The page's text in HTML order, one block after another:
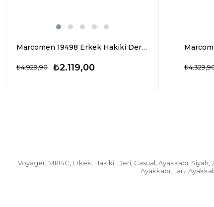
Marcomen 19498 Erkek Hakiki Deri Casual Ayakkabı Siyah
₺2.119,00
₺4.929,90
Voyager, M184C, Erkek, Hakiki, Deri, Casual, Ayakkabı, Siyah,
Ayakkabı, Tarz